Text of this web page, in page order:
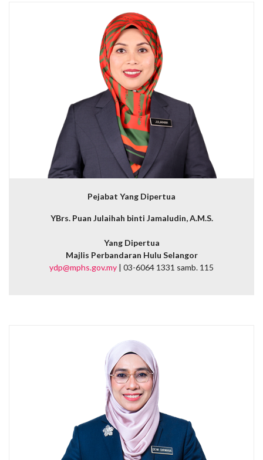
Pejabat Yang Dipertua
YBrs. Puan Julaihah binti Jamaludin, A.M.S.
Yang Dipertua
Majlis Perbandaran Hulu Selangor
ydp@mphs.gov.my | 03-6064 1331 samb. 115